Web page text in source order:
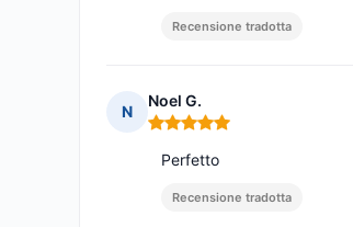
Recensione tradotta
N
Noel G.
Nota: 5 su 5
Perfetto
Recensione tradotta